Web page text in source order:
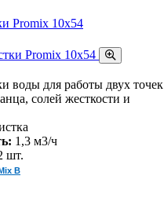
Promix 10х54
воды для работы двух точек
солей жесткости и
1,3 м3/ч
шт.
B